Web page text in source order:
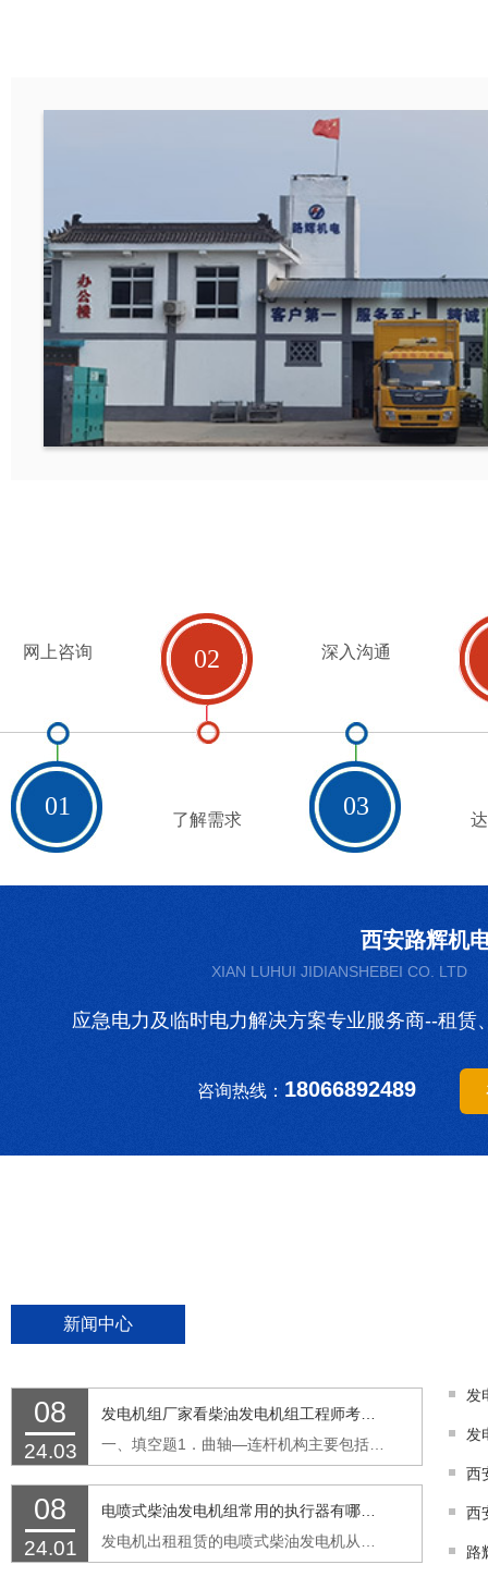
网上咨询
01
02
了解需求
深入沟通
03
西安路辉机
XIAN LUHUI JIDIANSHEBEI CO. LTD
应急电力及临时电力解决方案专业服务商--租赁
咨询热线： 18066892489
新闻中心
08
24.03
08
24.01
发